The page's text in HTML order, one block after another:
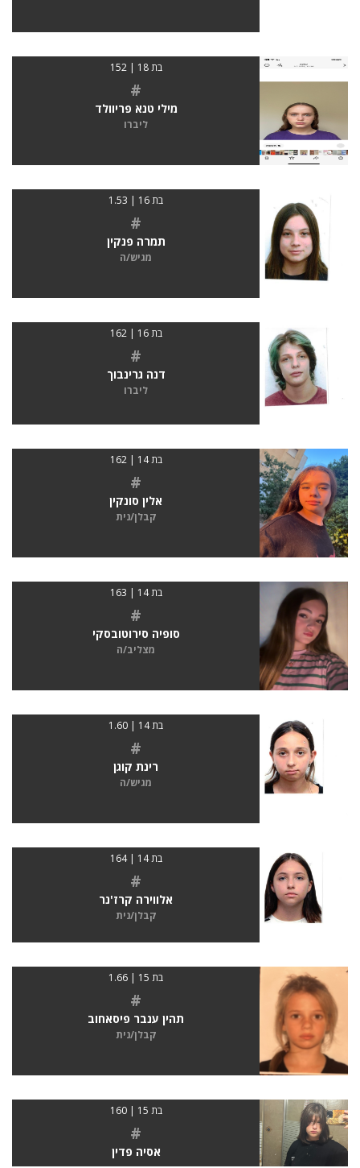
בת 18 | 152
#
מילי טנא פריוולד
ליברו
בת 16 | 1.53
#
תמרה פנקין
מגיש/ה
בת 16 | 162
#
דנה גרינבוך
ליברו
בת 14 | 162
#
אלין סונקין
קבלן/נית
בת 14 | 163
#
סופיה סירוטובסקי
מצליב/ה
בת 14 | 1.60
#
רינת קוגן
מגיש/ה
בת 14 | 164
#
אלווירה קרז'נר
קבלן/נית
בת 15 | 1.66
#
תהין ענבר פיסאחוב
קבלן/נית
בת 15 | 160
#
אסיה פדין